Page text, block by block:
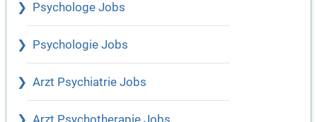
Psychologe Jobs
Psychologie Jobs
Arzt Psychiatrie Jobs